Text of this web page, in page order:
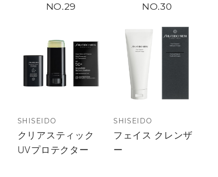
29
SHISEIDO
クリアスティック
UVプロテクター
30
SHISEIDO
フェイス クレンザ
ー